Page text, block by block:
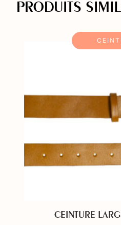
PRODUITS
CEINTURE